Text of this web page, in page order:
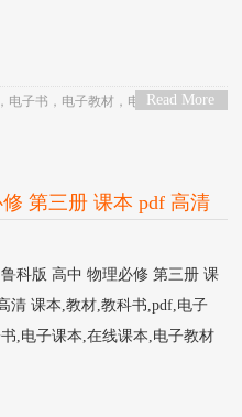
Read More
， 电子书 ， 电子教材 ， 电子版， 电子
第三册 课本 pdf 高清
鲁科版 高中 物理必修 第三册 课
清 课本,教材,教科书,pdf,电子
,电子课本,在线课本,电子教材